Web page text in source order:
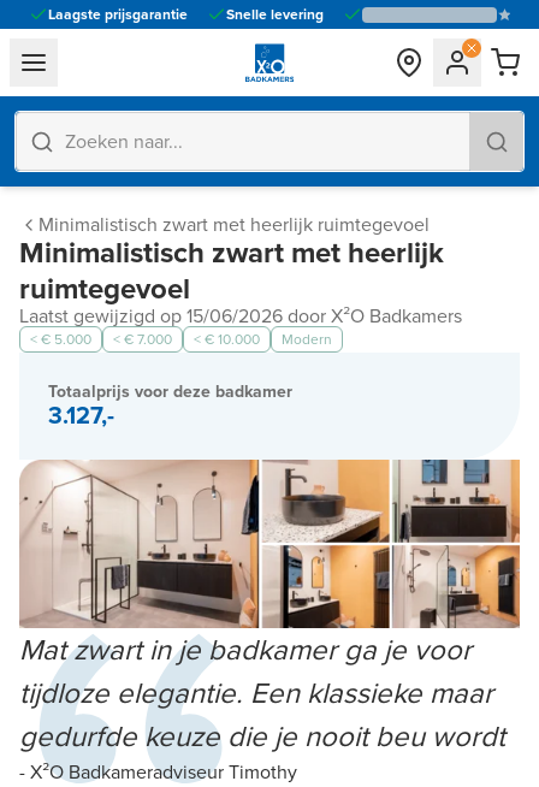
Laagste prijsgarantie Snelle levering
general.navigation.toggle_menu.label
Minimalistisch zwart met heerlijk ruimtegevoel
Minimalistisch zwart met heerlijk
ruimtegevoel
Laatst gewijzigd op 15/06/2026 door X²O Badkamers
< € 5.000 < € 7.000 < € 10.000 Modern
Totaalprijs voor deze badkamer
3.127,-
Mat zwart in je badkamer ga je voor
tijdloze elegantie. Een klassieke maar
gedurfde keuze die je nooit beu wordt
- X²O Badkameradviseur Timothy